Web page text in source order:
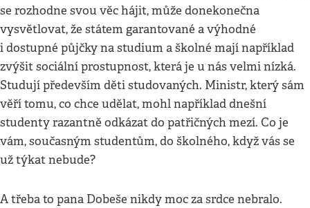
se rozhodne svou věc hájit, může donekonečna
vysvětlovat, že státem garantované a výhodné
i dostupné půjčky na studium a školné mají například
zvýšit sociální prostupnost, která je u nás velmi nízká.
Studují především děti studovaných. Ministr, který sám
věří tomu, co chce udělat, mohl například dnešní
studenty razantně odkázat do patřičných mezí. Co je
vám, současným studentům, do školného, když vás se
už týkat nebude?
A třeba to pana Dobeše nikdy moc za srdce nebralo.